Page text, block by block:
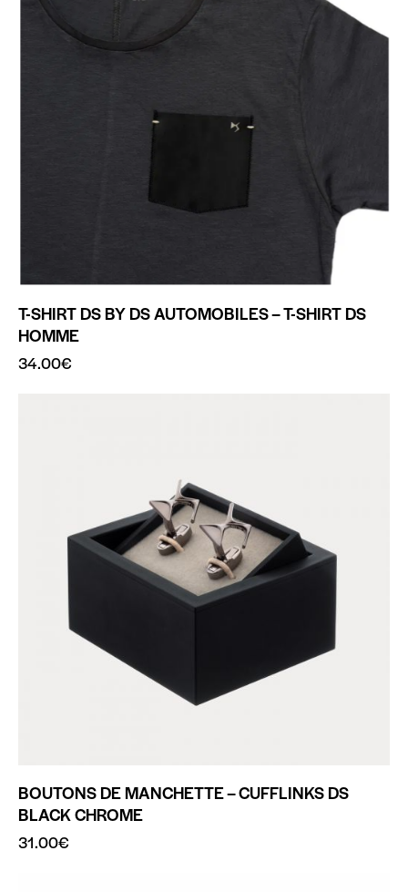
T-SHIRT DS BY DS AUTOMOBILES – T-SHIRT DS
HOMME
34.00€
BOUTONS DE MANCHETTE – CUFFLINKS DS
BLACK CHROME
31.00€